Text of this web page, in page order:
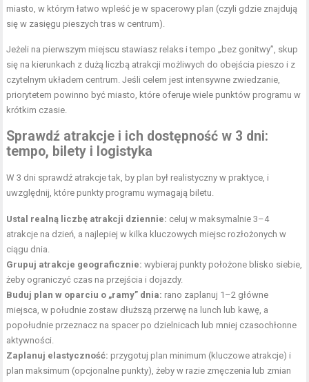
miasto, w którym łatwo wpleść je w spacerowy plan (czyli gdzie znajdują
się w zasięgu pieszych tras w centrum).
Jeżeli na pierwszym miejscu stawiasz relaks i tempo „bez gonitwy”, skup
się na kierunkach z dużą liczbą atrakcji możliwych do obejścia pieszo i z
czytelnym układem centrum. Jeśli celem jest intensywne zwiedzanie,
priorytetem powinno być miasto, które oferuje wiele punktów programu w
krótkim czasie.
Sprawdź atrakcje i ich dostępność w 3 dni:
tempo, bilety i logistyka
W 3 dni sprawdź atrakcje tak, by plan był realistyczny w praktyce, i
uwzględnij, które punkty programu wymagają biletu.
Ustal realną liczbę atrakcji dziennie: celuj w maksymalnie 3–4
atrakcje na dzień, a najlepiej w kilka kluczowych miejsc rozłożonych w
ciągu dnia.
Grupuj atrakcje geograficznie: wybieraj punkty położone blisko siebie,
żeby ograniczyć czas na przejścia i dojazdy.
Buduj plan w oparciu o „ramy” dnia: rano zaplanuj 1–2 główne
miejsca, w południe zostaw dłuższą przerwę na lunch lub kawę, a
popołudnie przeznacz na spacer po dzielnicach lub mniej czasochłonne
aktywności.
Zaplanuj elastyczność: przygotuj plan minimum (kluczowe atrakcje) i
plan maksimum (opcjonalne punkty), żeby w razie zmęczenia lub zmian